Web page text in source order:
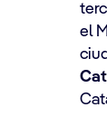
el